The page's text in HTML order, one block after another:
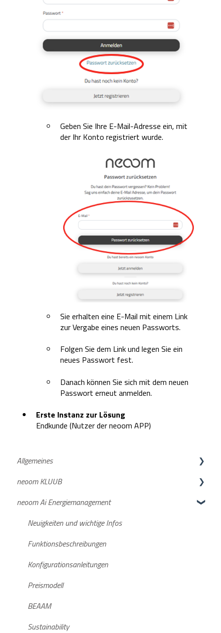
Geben Sie Ihre E-Mail-Adresse ein, mit
der Ihr Konto registriert wurde.
Sie erhalten eine E-Mail mit einem Link
zur Vergabe eines neuen Passworts.
Folgen Sie dem Link und legen Sie ein
neues Passwort fest.
Danach können Sie sich mit dem neuen
Passwort erneut anmelden.
Erste Instanz zur Lösung
Endkunde (Nutzer der neoom APP)
Allgemeines
neoom APP
Netzanmeldung
neoom KLUUB
Suche deiner Energiegemeinschaft
Deine Anmeldung beim neoom KLUUB
neoom KLUUB im laufenden Betrieb
Weiterführende Informationen
neoom Ai Energiemanagement
Neuigkeiten und wichtige Infos
Funktionsbeschreibungen
Konfigurationsanleitungen
Preismodell
BEAAM
Sustainability